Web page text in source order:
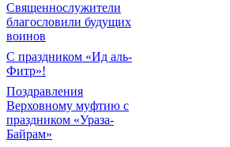
Священнослужители
благословили будущих
воинов
С праздником «Ид аль-
Фитр»!
Поздравления
Верховному муфтию с
праздником «Ураза-
Байрам»